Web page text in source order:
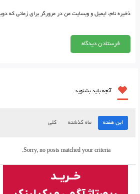
ذخیره نام، ایمیل و وبسایت من در مرورگر برای زمانی که
آنچه باید بشنوید
این هفته ماه گذشته کلی
Sorry, no posts matched your criteria.